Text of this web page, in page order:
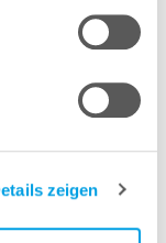
zeigen
Einfachheit
zu einer